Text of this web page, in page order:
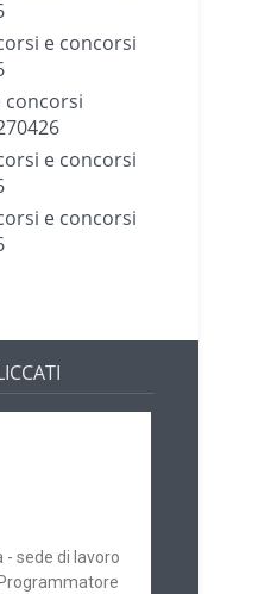
e concorsi
concorsi
e concorsi
e concorsi
sede di lavoro